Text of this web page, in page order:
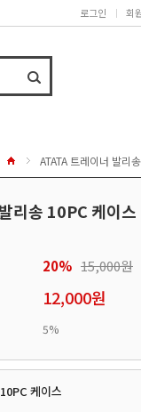
로그인 회
ATATA 트레이너 발리
리송 10PC 케이스
20% 15,000원
12,000원
5%
케이스